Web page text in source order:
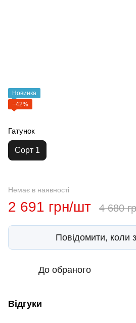
Новинка
−42%
Гатунок
Сорт 1
Немає в наявності
2 691 грн/шт 4 680
Повідомити, коли
До обраного
Відгуки